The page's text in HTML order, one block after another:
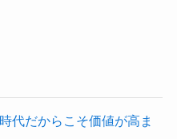
代だからこそ価値が高ま